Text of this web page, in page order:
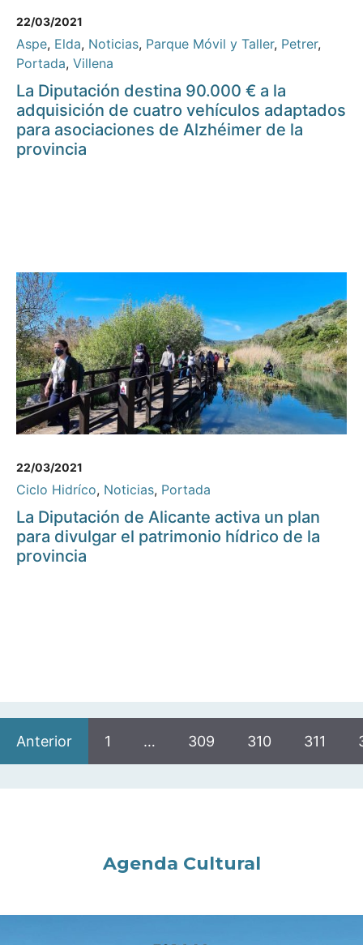
22/03/2021
Aspe, Elda, Noticias, Parque Móvil y Taller, Petrer,
Portada, Villena
La Diputación destina 90.000 € a la
adquisición de cuatro vehículos adaptados
para asociaciones de Alzhéimer de la
provincia
22/03/2021
Ciclo Hidríco, Noticias, Portada
La Diputación de Alicante activa un plan
para divulgar el patrimonio hídrico de la
provincia
Anterior 1 … 309 310 311
Agenda Cultural